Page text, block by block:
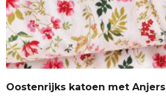
Oostenrijks katoen met Anjers